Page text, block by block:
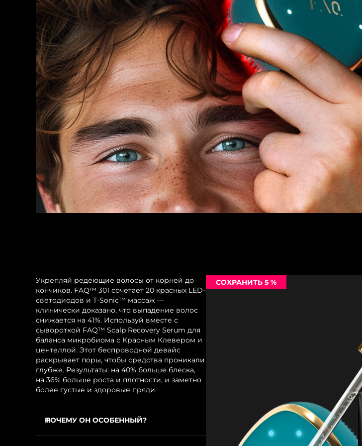
СОХРАНИТЬ 5 %
Укрепляй редеющие волосы от корней до
кончиков. FAQ™ 301 сочетает 20 красных LED-
светодиодов и T-Sonic™ массаж —
клинически доказано, что выпадение волос
снижается на 41%. Используй вместе с
сывороткой FAQ™ Scalp Recovery Serum для
баланса микробиома с Красным Клевером и
центеллой. Этот беспроводной девайс
раскрывает поры, чтобы средства проникали
глубже. Результаты: на 40% больше блеска,
на 36% больше роста и плотности, и заметно
более густые и здоровые пряди.
ПОЧЕМУ ОН ОСОБЕННЫЙ?